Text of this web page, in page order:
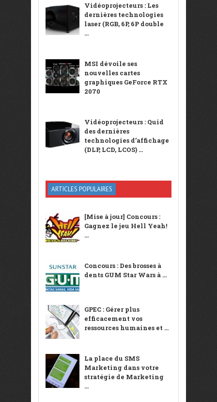
Vidéoprojecteurs : Les
dernières technologies
laser (RGB, 6P, 6P double
...
MSI dévoile ses
nouvelles cartes
graphiques GeForce RTX
2070
Vidéoprojecteurs : Quid
des dernières
technologies d’affichage
(DLP, LCD, LCOS) ...
ARTICLES POPULAIRES
[Mise à jour] Concours :
Gagnez le jeu Hell Yeah!
...
Concours : Des brosses à
dents GUM Star Wars à ...
GPEC : Gérer plus
efficacement vos
ressources humaines et ...
La place du SMS
Marketing dans votre
stratégie de Marketing
...